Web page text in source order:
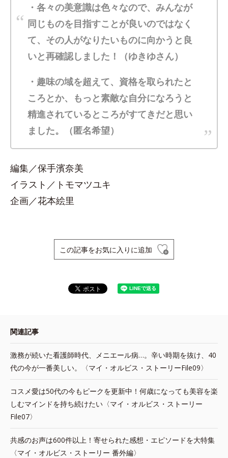
・各々の美意識は色々なので、みんなが
同じものを目指すことが良いのではなく
て、その人がなりたいものに向かうと良
いと再確認しました！（ゆきゆさん）
・趣味の域を超えて、資格を取られたと
ころとか、もっと素敵な自分になろうと
精進されているところがすてきだと思い
ました。（匿名希望）
編集／保手濱奈美
イラスト／トモマツユキ
企画／花本絵里
この記事をお気に入りに追加
関連記事
激務が続いた看護師時代、メニエール病…。辛い時期を抜け、40
代の今が一番美しい。〈マイ・オルビス・ストーリーFile09〉
コスメ愛は50代の今もピークを更新中！何歳になっても美容を楽
しむマインドを持ち続けたい〈マイ・オルビス・ストーリー
File07〉
共感のお声は600件以上！寄せられた感想・エピソードを大特集
〈マイ・オルビス・ストーリー 番外編〉